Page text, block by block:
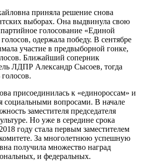
приняла решение снова
выборах. Она выдвинула свою
голосование «Единой
одержала победу. В сентябре
участие в предвыборной гонке,
Ближайший соперник
ЛДПР Александр Сысоев, тогда
присоединилась к «единороссам» и
социальными вопросами. В начале
заместителя председателя
Но уже в середине срока
году стала первым заместителем
За многолетнюю успешную
получила множество наград
и федеральных.